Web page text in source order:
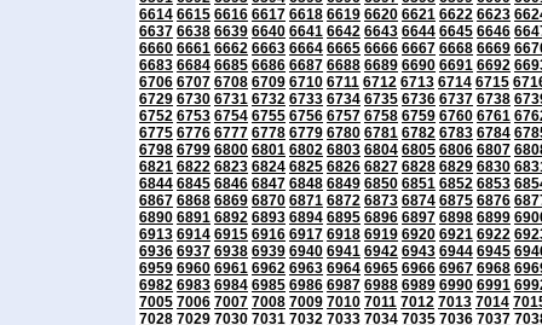
6614 6615 6616 6617 6618 6619 6620 6621 6622 6623
6637 6638 6639 6640 6641 6642 6643 6644 6645 6646
6660 6661 6662 6663 6664 6665 6666 6667 6668 6669
6683 6684 6685 6686 6687 6688 6689 6690 6691 6692
6706 6707 6708 6709 6710 6711 6712 6713 6714 6715
6729 6730 6731 6732 6733 6734 6735 6736 6737 6738
6752 6753 6754 6755 6756 6757 6758 6759 6760 6761
6775 6776 6777 6778 6779 6780 6781 6782 6783 6784
6798 6799 6800 6801 6802 6803 6804 6805 6806 6807
6821 6822 6823 6824 6825 6826 6827 6828 6829 6830
6844 6845 6846 6847 6848 6849 6850 6851 6852 6853
6867 6868 6869 6870 6871 6872 6873 6874 6875 6876
6890 6891 6892 6893 6894 6895 6896 6897 6898 6899
6913 6914 6915 6916 6917 6918 6919 6920 6921 6922
6936 6937 6938 6939 6940 6941 6942 6943 6944 6945
6959 6960 6961 6962 6963 6964 6965 6966 6967 6968
6982 6983 6984 6985 6986 6987 6988 6989 6990 6991
7005 7006 7007 7008 7009 7010 7011 7012 7013 7014
7028 7029 7030 7031 7032 7033 7034 7035 7036 7037